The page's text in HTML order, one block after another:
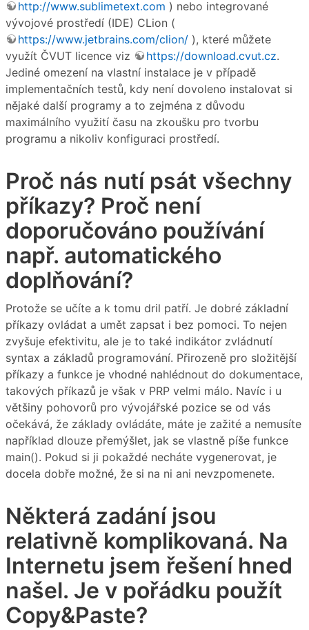
http://www.sublimetext.com ) nebo integrované
vývojové prostředí (IDE) CLion (
https://www.jetbrains.com/clion/ ), které můžete
využít ČVUT licence viz
https://download.cvut.cz.
Jediné omezení na vlastní instalace je v případě
implementačních testů, kdy není dovoleno instalovat si
nějaké další programy a to zejména z důvodu
maximálního využití času na zkoušku pro tvorbu
programu a nikoliv konfiguraci prostředí.
Proč nás nutí psát všechny
příkazy? Proč není
doporučováno používání
např. automatického
doplňování?
Protože se učíte a k tomu dril patří. Je dobré základní
příkazy ovládat a umět zapsat i bez pomoci. To nejen
zvyšuje efektivitu, ale je to také indikátor zvládnutí
syntax a základů programování. Přirozeně pro složitější
příkazy a funkce je vhodné nahlédnout do dokumentace,
takových příkazů je však v PRP velmi málo. Navíc i u
většiny pohovorů pro vývojářské pozice se od vás
očekává, že základy ovládáte, máte je zažité a nemusíte
například dlouze přemýšlet, jak se vlastně píše funkce
main(). Pokud si ji pokaždé necháte vygenerovat, je
docela dobře možné, že si na ni ani nevzpomenete.
Některá zadání jsou
relativně komplikovaná. Na
Internetu jsem řešení hned
našel. Je v pořádku použít
Copy&Paste?